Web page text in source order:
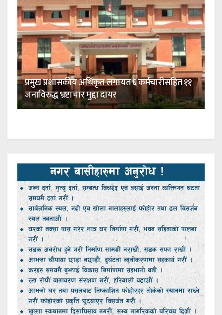
प्रमुख प्रशासकीय अधिकृत लगायत ६ कर्मचारीसहित ११
जनाविरुद्ध भ्रष्टाचार मुद्दा दायर